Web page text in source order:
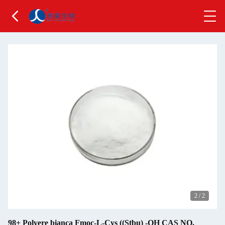
2 / 2
98+ Polvere bianca Fmoc-L-Cys ((Stbu) -OH CAS NO.